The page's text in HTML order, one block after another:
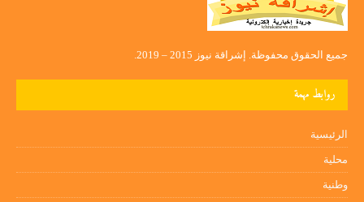
جميع الحقوق محفوظة. إشراقة نيوز 2015 – 2019.
روابط مهمة
الرئيسية
محلية
وطنية